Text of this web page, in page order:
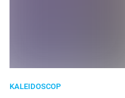
KALEIDOSCOP